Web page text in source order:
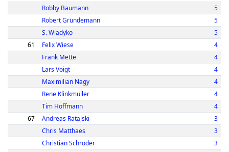
Robby Baumann
5
Robert Gründemann
5
S. Wladyko
5
61
Felix Wiese
4
Frank Mette
4
Lars Voigt
4
Maximilian Nagy
4
Rene Klinkmüller
4
Tim Hoffmann
4
67
Andreas Ratajski
3
Chris Matthaes
3
Christian Schröder
3